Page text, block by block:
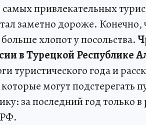
привлекательных
заметно дороже.
хлопот у посольства.
в Турецкой Республике
туристического года и
могут подстерегать
за последний год только